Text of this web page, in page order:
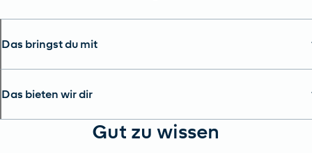
Das bringst du mit
Das bieten wir dir
Gut zu wissen